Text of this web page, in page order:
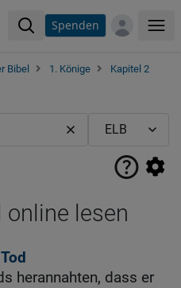
Spenden
Bibel 1. Könige
Kapitel 2
online lesen
herannahten, dass er